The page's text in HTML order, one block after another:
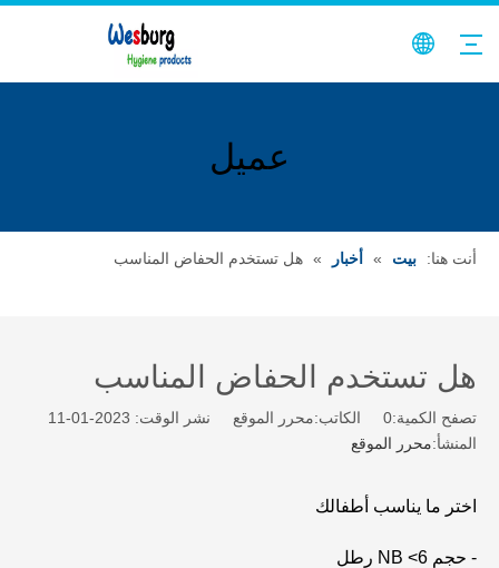
عميل
أنت هنا: بيت » أخبار » هل تستخدم الحفاض المناسب
هل تستخدم الحفاض المناسب
تصفح الكمية:0
المنشأ:محرر الموقع
اختر ما يناسب أطفالك
- حجم NB <6 رطل